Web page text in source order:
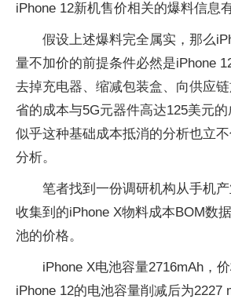
iPhone 12新机售价相关的爆料信息
假设上述爆料完全属实，那么
量不加价的前提条件必然是iPhone
去掉充电器、缩减包装盒、向供应
省的成本与5G元器件高达125美元
似乎这种基础成本抵消的分析也立
分析。
笔者找到一份调研机构从手机
收集到的iPhone X物料成本BOM数
池的价格。
iPhone X电池容量2716mAh，
iPhone 12的电池容量削减后为2227